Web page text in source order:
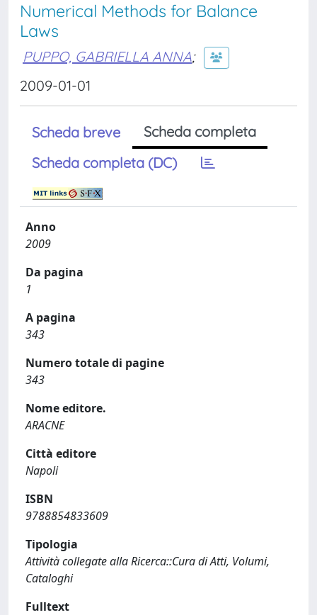
Numerical Methods for Balance
Laws
PUPPO, GABRIELLA ANNA;
2009-01-01
Scheda breve
Scheda completa
Scheda completa (DC)
Anno
2009
Da pagina
1
A pagina
343
Numero totale di pagine
343
Nome editore.
ARACNE
Città editore
Napoli
ISBN
9788854833609
Tipologia
Attività collegate alla Ricerca::Cura di Atti, Volumi,
Cataloghi
Fulltext